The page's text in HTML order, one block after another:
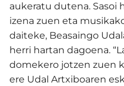
aukeratu dutena. Sasoi
izena zuen eta
daiteke, Beasaingo
herri hartan dagoena.
domekero jotzen zuen
ere Udal Artxiboaren